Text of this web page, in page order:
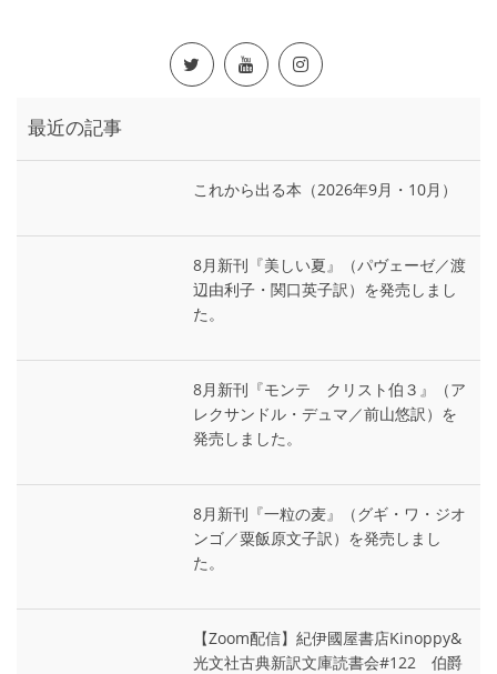
最近の記事
これから出る本（2026年9月・10月）
8月新刊『美しい夏』（パヴェーゼ／渡
辺由利子・関口英子訳）を発売しまし
た。
8月新刊『モンテ゠クリスト伯３』（ア
レクサンドル・デュマ／前山悠訳）を
発売しました。
8月新刊『一粒の麦』（グギ・ワ・ジオ
ンゴ／粟飯原文子訳）を発売しまし
た。
【Zoom配信】紀伊國屋書店Kinoppy&
光文社古典新訳文庫読書会#122 伯爵